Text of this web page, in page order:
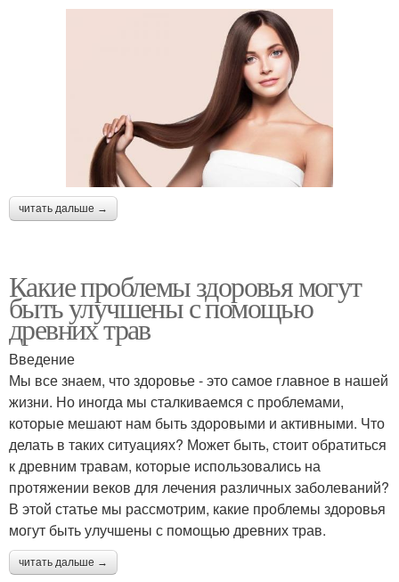
читать дальше →
Какие проблемы здоровья могут
быть улучшены с помощью
древних трав
Введение
Мы все знаем, что здоровье - это самое главное в нашей
жизни. Но иногда мы сталкиваемся с проблемами,
которые мешают нам быть здоровыми и активными. Что
делать в таких ситуациях? Может быть, стоит обратиться
к древним травам, которые использовались на
протяжении веков для лечения различных заболеваний?
В этой статье мы рассмотрим, какие проблемы здоровья
могут быть улучшены с помощью древних трав.
читать дальше →